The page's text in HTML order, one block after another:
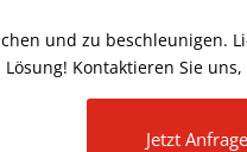
und zu
Kontaktieren Sie
Jetzt